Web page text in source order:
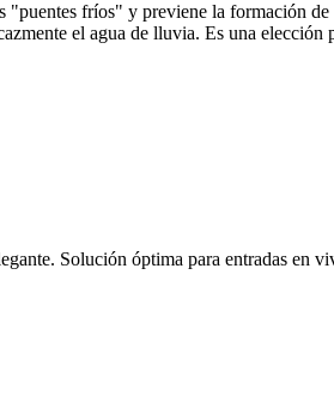
fríos" y previene la formación
el agua de lluvia. Es una
Solución óptima para entradas en